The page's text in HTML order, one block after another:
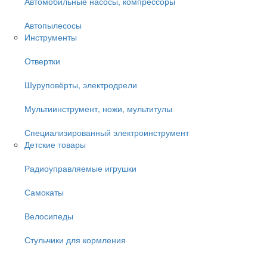
Автопылесосы
Инструменты
Отвертки
Шуруповёрты, электродрели
Мультиинструмент, ножи, мультитулы
Специализированный электроинструмент
Детские товары
Радиоуправляемые игрушки
Самокаты
Велосипеды
Стульчики для кормления